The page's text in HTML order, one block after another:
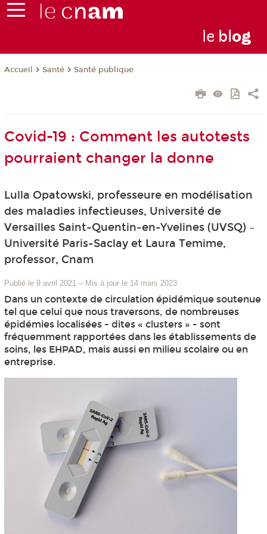
le blog
Accueil Santé Santé publique
Covid-19 : Comment les autotests
pourraient changer la donne
Lulla Opatowski, professeure en modélisation
des maladies infectieuses, Université de
Versailles Saint-Quentin-en-Yvelines (UVSQ) –
Université Paris-Saclay et Laura Temime,
professor, Cnam
Publié le 9 avril 2021 – Mis à jour le 14 mars 2023
Dans un contexte de circulation épidémique soutenue
tel que celui que nous traversons, de nombreuses
épidémies localisées - dites « clusters » - sont
fréquemment rapportées dans les établissements de
soins, les EHPAD, mais aussi en milieu scolaire ou en
entreprise.